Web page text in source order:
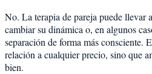
No. La terapia de pareja puede llevar
cambiar su dinámica o, en algunos
separación de forma más consciente.
relación a cualquier precio, sino que
bien.